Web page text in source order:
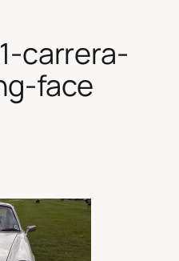
carrera-
face